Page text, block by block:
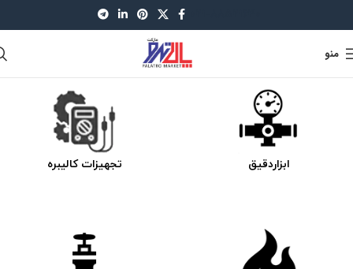
منو
ابزاردقیق تجهیزات کالیبره